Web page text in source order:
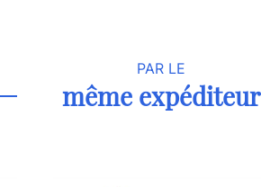
PAR LE
même expéditeur